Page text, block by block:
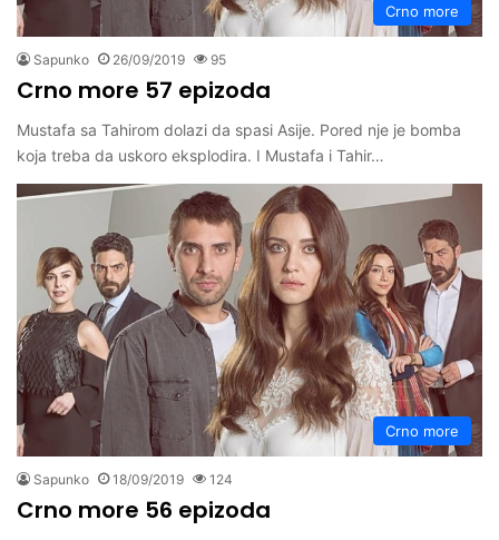
Crno more
Sapunko 26/09/2019 95
Crno more 57 epizoda
Mustafa sa Tahirom dolazi da spasi Asije. Pored nje je bomba
koja treba da uskoro eksplodira. I Mustafa i Tahir…
Crno more
Sapunko 18/09/2019 124
Crno more 56 epizoda